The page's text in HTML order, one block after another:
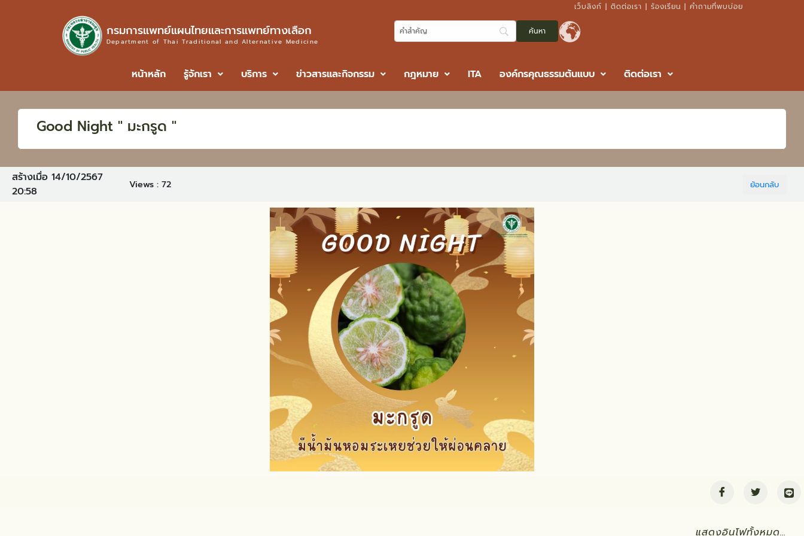
เว็บลิงก์ | ติดต่อเรา | ร้องเรียน | คำถามที่พบบ่อย
กรมการแพทย์แผนไทยและการแพทย์ทางเลือก
Department of Thai Traditional and Alternative Medicine
หน้าหลัก รู้จักเรา บริการ ข่าวสารและกิจกรรม กฎหมาย ITA องค์กรคุณธรรมต้นแบบ ติดต่อเรา
Good Night " มะกรูด "
สร้างเมื่อ 14/10/2567
20:58
Views : 72 ย้อนกลับ
แสดงอินโฟทั้งหมด…